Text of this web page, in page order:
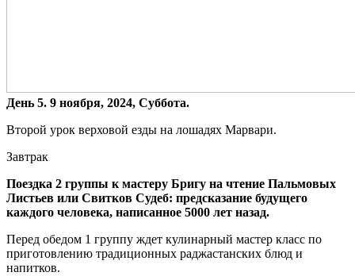
День 5. 9 ноября, 2024, Суббота.
Второй урок верховой езды на лошадях Марвари.
Завтрак
Поездка 2 группы к мастеру Бригу на чтение Пальмовых
Листьев или Свитков Судеб: предсказание будущего
каждого человека, написанное 5000 лет назад.
Перед обедом 1 группу ждет кулинарный мастер класс по
приготовлению традиционных раджастанских блюд и
напитков.